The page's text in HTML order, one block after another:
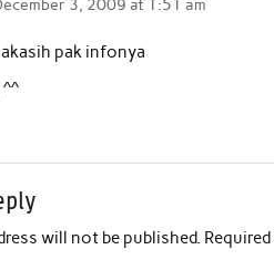
p
p
I
n
3, 2009 at 1:51 am
pak infonya
^^
will not be published.